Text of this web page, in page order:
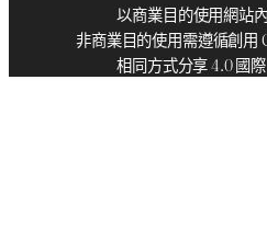
以商業目的使用網站
非商業目的使用需遵循創用
相同方式分享 4.0 國